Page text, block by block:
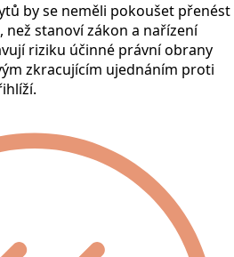
by se neměli pokoušet přenést
než stanoví zákon a nařízení
riziku účinné právní obrany
zkracujícím ujednáním proti